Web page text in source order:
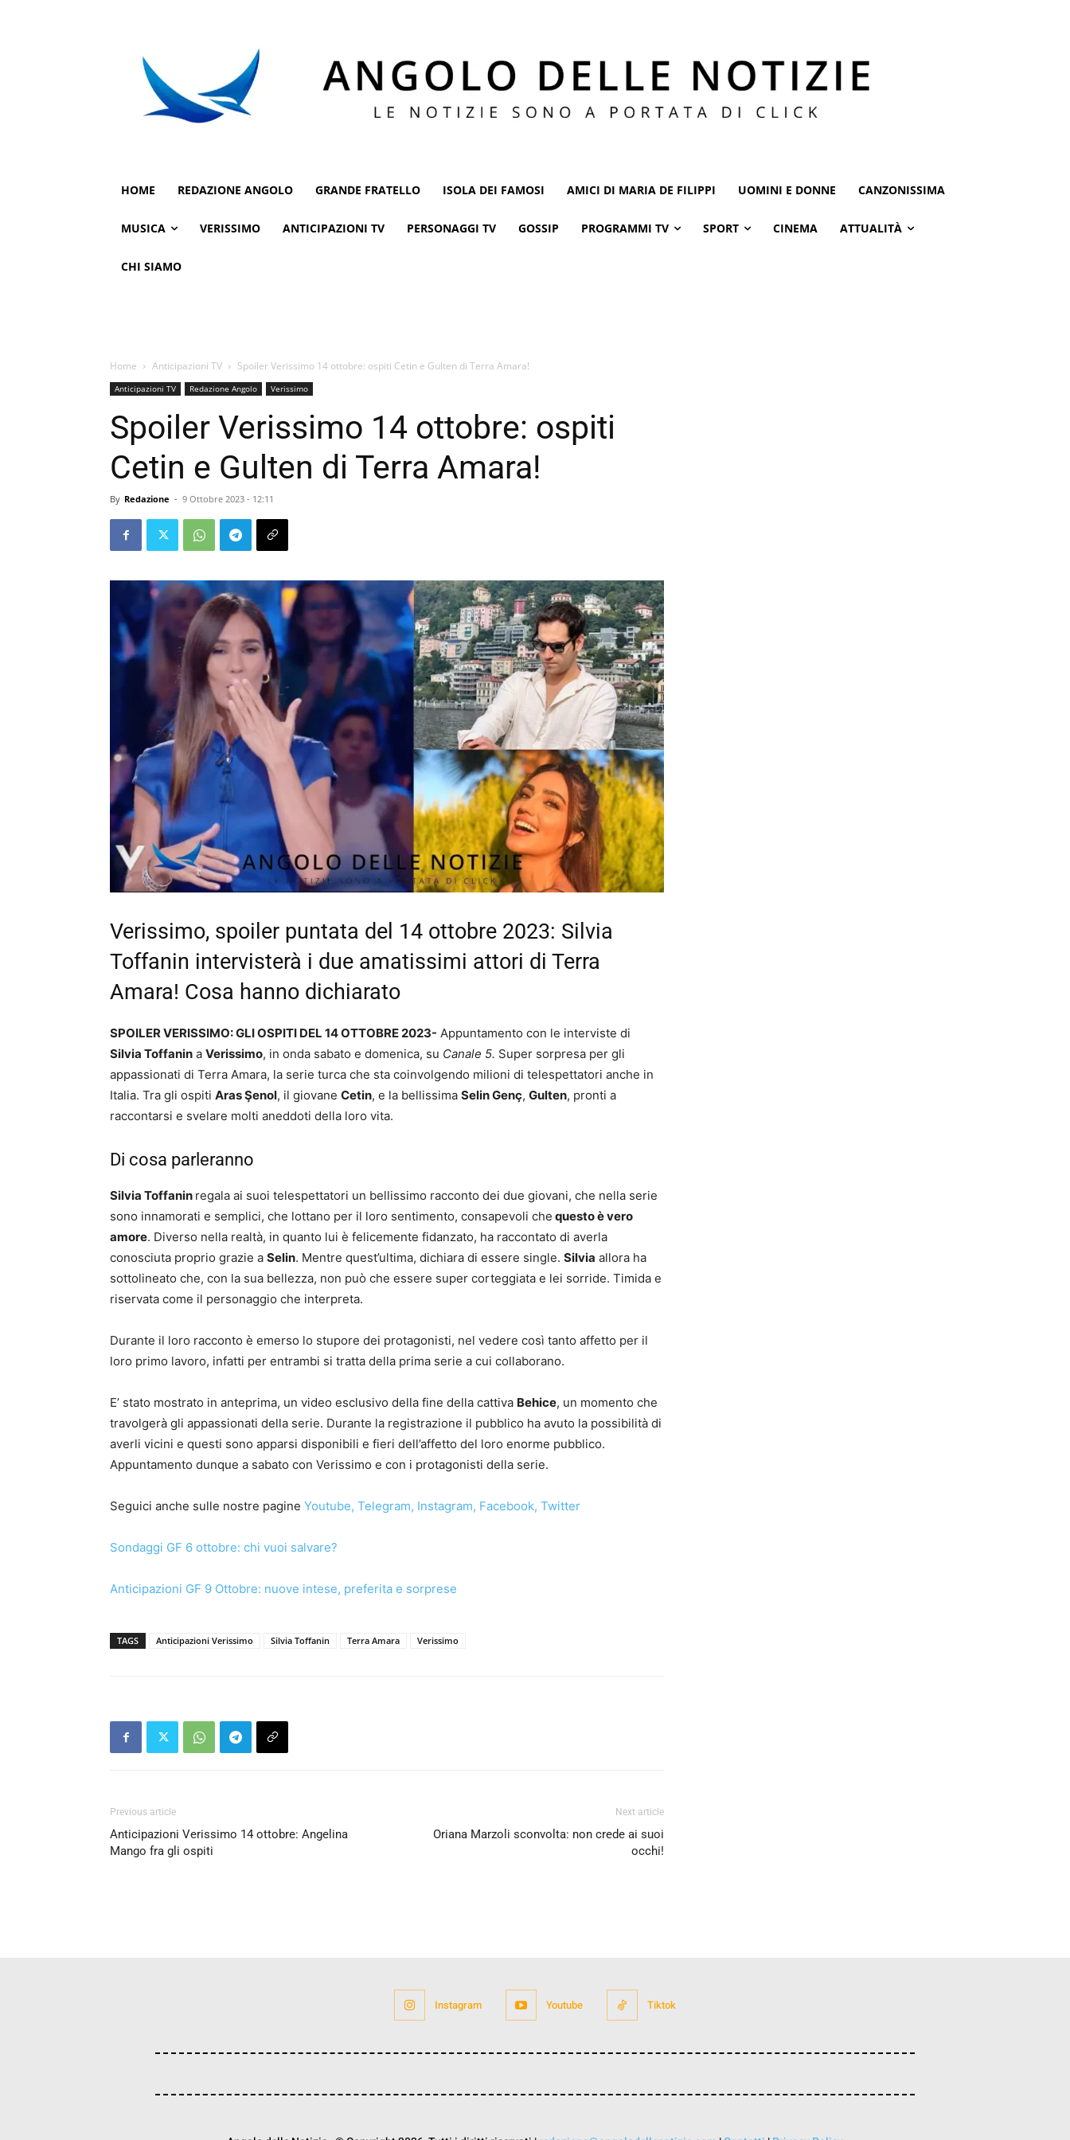
HOME REDAZIONE ANGOLO GRANDE FRATELLO ISOLA DEI FAMOSI AMICI DI MARIA DE FILIPPI UOMINI E DONNE CANZONISSIMA
MUSICA VERISSIMO ANTICIPAZIONI TV PERSONAGGI TV GOSSIP PROGRAMMI TV SPORT CINEMA ATTUALITÀ
CHI SIAMO
Home Anticipazioni TV Spoiler Verissimo 14 ottobre: ospiti Cetin e Gulten di Terra Amara!
Anticipazioni TV Redazione Angolo Verissimo
Spoiler Verissimo 14 ottobre: ospiti
Cetin e Gulten di Terra Amara!
By Redazione - 9 Ottobre 2023 - 12:11
Verissimo, spoiler puntata del 14 ottobre 2023: Silvia
Toffanin intervisterà i due amatissimi attori di Terra
Amara! Cosa hanno dichiarato
SPOILER VERISSIMO: GLI OSPITI DEL 14 OTTOBRE 2023- Appuntamento con le interviste di
Silvia Toffanin a Verissimo, in onda sabato e domenica, su Canale 5. Super sorpresa per gli
appassionati di Terra Amara, la serie turca che sta coinvolgendo milioni di telespettatori anche in
Italia. Tra gli ospiti Aras Şenol, il giovane Cetin, e la bellissima Selin Genç, Gulten, pronti a
raccontarsi e svelare molti aneddoti della loro vita.
Di cosa parleranno
Silvia Toffanin regala ai suoi telespettatori un bellissimo racconto dei due giovani, che nella serie
sono innamorati e semplici, che lottano per il loro sentimento, consapevoli che questo è vero
amore. Diverso nella realtà, in quanto lui è felicemente fidanzato, ha raccontato di averla
conosciuta proprio grazie a Selin. Mentre quest’ultima, dichiara di essere single. Silvia allora ha
sottolineato che, con la sua bellezza, non può che essere super corteggiata e lei sorride. Timida e
riservata come il personaggio che interpreta.
Durante il loro racconto è emerso lo stupore dei protagonisti, nel vedere così tanto affetto per il
loro primo lavoro, infatti per entrambi si tratta della prima serie a cui collaborano.
E’ stato mostrato in anteprima, un video esclusivo della fine della cattiva Behice, un momento che
travolgerà gli appassionati della serie. Durante la registrazione il pubblico ha avuto la possibilità di
averli vicini e questi sono apparsi disponibili e fieri dell’affetto del loro enorme pubblico.
Appuntamento dunque a sabato con Verissimo e con i protagonisti della serie.
Seguici anche sulle nostre pagine Youtube, Telegram, Instagram, Facebook, Twitter
Sondaggi GF 6 ottobre: chi vuoi salvare?
Anticipazioni GF 9 Ottobre: nuove intese, preferita e sorprese
TAGS Anticipazioni Verissimo Silvia Toffanin Terra Amara Verissimo
Previous article
Anticipazioni Verissimo 14 ottobre: Angelina
Mango fra gli ospiti
Next article
Oriana Marzoli sconvolta: non crede ai suoi
occhi!
Instagram Youtube Tiktok